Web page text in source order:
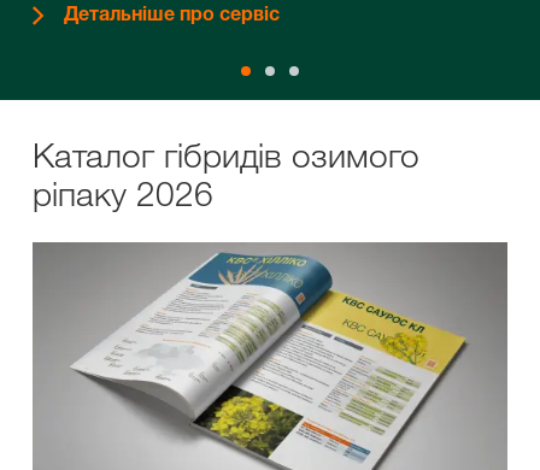
Детальніше про сервіс
Каталог гібридів озимого
ріпаку 2026